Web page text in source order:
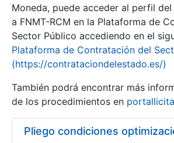
Mostra/Amaga
Moneda, puede acceder al perfil
a FNMT-RCM en la Plataforma de
Sector Público accediendo en el
Plataforma de Contratación del
(https://contrataciondelestado.es/)
También podrá encontrar más
de los procedimientos en